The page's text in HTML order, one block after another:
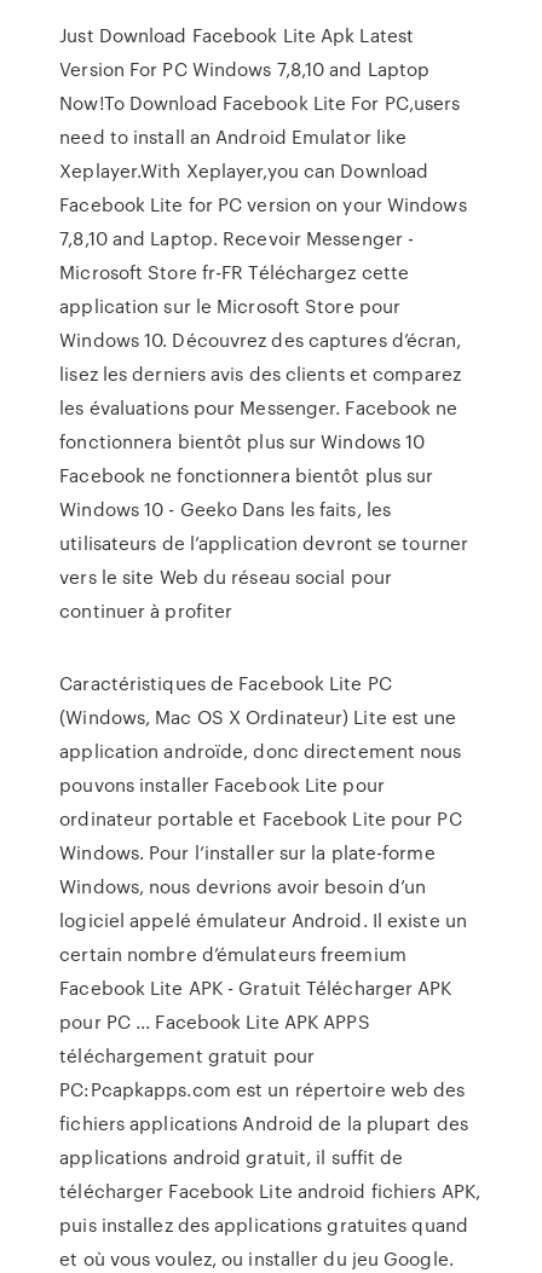
Just Download Facebook Lite Apk Latest
Version For PC Windows 7,8,10 and Laptop
Now!To Download Facebook Lite For PC,users
need to install an Android Emulator like
Xeplayer.With Xeplayer,you can Download
Facebook Lite for PC version on your Windows
7,8,10 and Laptop. Recevoir Messenger -
Microsoft Store fr-FR Téléchargez cette
application sur le Microsoft Store pour
Windows 10. Découvrez des captures d’écran,
lisez les derniers avis des clients et comparez
les évaluations pour Messenger. Facebook ne
fonctionnera bientôt plus sur Windows 10
Facebook ne fonctionnera bientôt plus sur
Windows 10 - Geeko Dans les faits, les
utilisateurs de l’application devront se tourner
vers le site Web du réseau social pour
continuer à profiter
Caractéristiques de Facebook Lite PC
(Windows, Mac OS X Ordinateur) Lite est une
application androïde, donc directement nous
pouvons installer Facebook Lite pour
ordinateur portable et Facebook Lite pour PC
Windows. Pour l’installer sur la plate-forme
Windows, nous devrions avoir besoin d’un
logiciel appelé émulateur Android. Il existe un
certain nombre d’émulateurs freemium
Facebook Lite APK - Gratuit Télécharger APK
pour PC ... Facebook Lite APK APPS
téléchargement gratuit pour
PC:Pcapkapps.com est un répertoire web des
fichiers applications Android de la plupart des
applications android gratuit, il suffit de
télécharger Facebook Lite android fichiers APK,
puis installez des applications gratuites quand
et où vous voulez, ou installer du jeu Google.